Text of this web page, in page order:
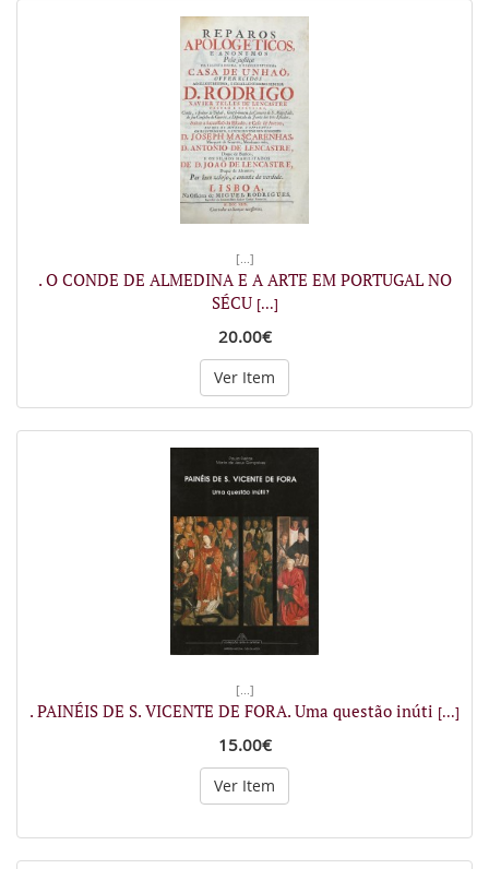
[...]
. O CONDE DE ALMEDINA E A ARTE EM PORTUGAL NO
SÉCU [...]
20.00€
Ver Item
[...]
. PAINÉIS DE S. VICENTE DE FORA. Uma questão inúti [...]
15.00€
Ver Item